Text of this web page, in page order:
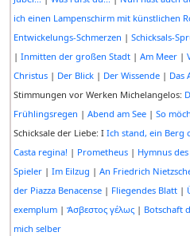
ich einen Lampenschirm mit künstlichen
Entwickelungs-Schmerzen | Schicksals-
| Inmitten der großen Stadt| Am Meer|
Christus| Der Blick| Der Wissende| Das
Stimmungen vor Werken Michelangelos:
Frühlingsregen | Abend am See| So
Schicksale der Liebe: I Ich stand, ein Berg
Casta regina! | Prometheus| Hymnus des
Spieler| Im Eilzug | An Friedrich
der Piazza Benacense| Fliegendes Blatt|
exemplum| Ἄσβεστος γέλως| Botschaft
mich selber